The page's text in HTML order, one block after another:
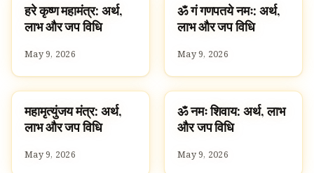
पूजा, श्लोक और मंत्र
हरे कृष्ण महामंत्र: अर्थ,
लाभ और जप विधि
May 9, 2026
पूजा, श्लोक और मंत्र
ॐ गं गणपतये नमः: अर्थ,
लाभ और जप विधि
May 9, 2026
पूजा, श्लोक और मंत्र
महामृत्युंजय मंत्र: अर्थ,
लाभ और जप विधि
May 9, 2026
पूजा, श्लोक और मंत्र
ॐ नमः शिवाय: अर्थ, लाभ
और जप विधि
May 9, 2026